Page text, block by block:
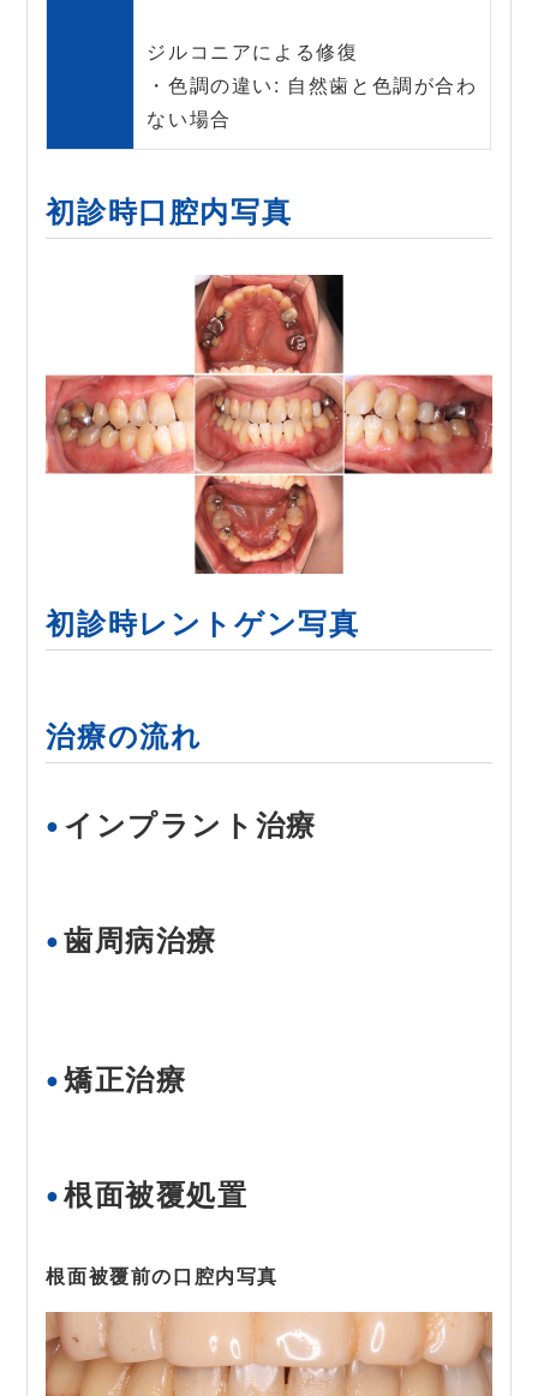
ジルコニアによる修復
・色調の違い: 自然歯と色調が合わ
ない場合
初診時口腔内写真
初診時レントゲン写真
治療の流れ
インプラント治療
歯周病治療
矯正治療
根面被覆処置
根面被覆前の口腔内写真